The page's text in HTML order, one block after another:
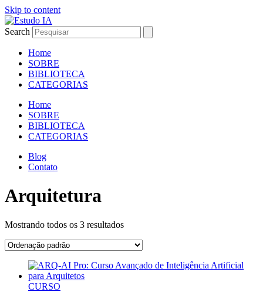
Skip to content
Search
Home
SOBRE
BIBLIOTECA
CATEGORIAS
Home
SOBRE
BIBLIOTECA
CATEGORIAS
Blog
Contato
Arquitetura
Mostrando todos os 3 resultados
CURSO